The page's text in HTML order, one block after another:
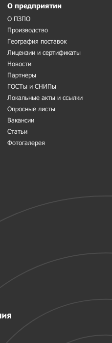
О предприятии
О ПЗПО
Производство
География поставок
Лицензии и сертификаты
Новости
Партнеры
ГОСТы и СНИПы
Локальные акты и ссылки
Опросные листы
Вакансии
Статьи
Фотогалерея